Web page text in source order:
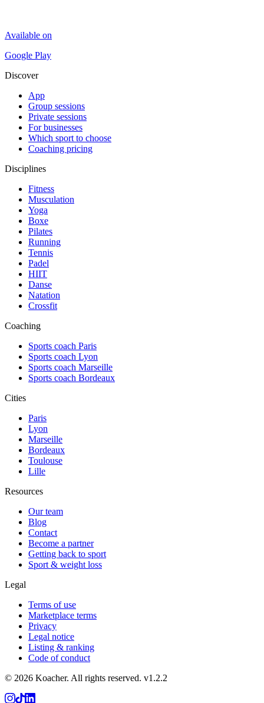
Available on
Google Play
Discover
App
Group sessions
Private sessions
For businesses
Which sport to choose
Coaching pricing
Disciplines
Fitness
Musculation
Yoga
Boxe
Pilates
Running
Tennis
Padel
HIIT
Danse
Natation
Crossfit
Coaching
Sports coach Paris
Sports coach Lyon
Sports coach Marseille
Sports coach Bordeaux
Cities
Paris
Lyon
Marseille
Bordeaux
Toulouse
Lille
Resources
Our team
Blog
Contact
Become a partner
Getting back to sport
Sport & weight loss
Legal
Terms of use
Marketplace terms
Privacy
Legal notice
Listing & ranking
Code of conduct
© 2026 Koacher. All rights reserved. v1.2.2